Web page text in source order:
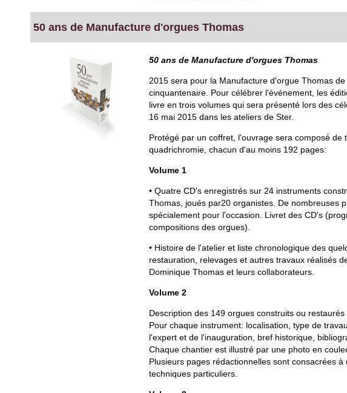
50 ans de Manufacture d'orgues Thomas
50 ans de Manufacture d'orgues Thomas
2015 sera pour la Manufacture d'orgue Thomas
cinquantenaire. Pour célébrer l'événement, les
livre en trois volumes qui sera présenté lors des
16 mai 2015 dans les ateliers de Ster.
Protégé par un coffret, l'ouvrage sera composé de
quadrichromie, chacun d'au moins 192 pages:
Volume 1
• Quatre CD's enregistrés sur 24 instruments
Thomas, joués par20 organistes. De nombreuses
spécialement pour l'occasion. Livret des CD's
compositions des orgues).
• Histoire de l'atelier et liste chronologique des
restauration, relevages et autres travaux réalisés
Dominique Thomas et leurs collaborateurs.
Volume 2
Description des 149 orgues construits ou restaurés
Pour chaque instrument: localisation, type de
l'expert et de l'inauguration, bref historique,
Chaque chantier est illustré par une photo en
Plusieurs pages rédactionnelles sont consacrées
techniques particuliers.